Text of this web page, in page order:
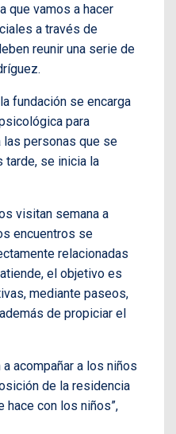
que vamos a hacer
a través de
reunir una serie de
fundación se encarga
para
personas que se
tarde, se inicia la
visitan semana a
encuentros se
relacionadas
el objetivo es
mediante paseos,
de propiciar el
acompañar a los niños
de la residencia
hace con los niños”,